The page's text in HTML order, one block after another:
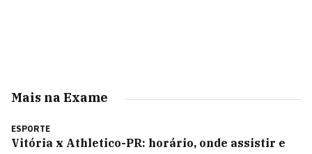
Mais na Exame
ESPORTE
Vitória x Athletico-PR: horário, onde assistir e